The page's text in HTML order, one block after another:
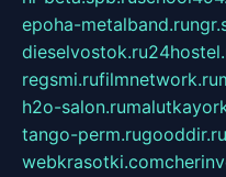
epoha-metalband.ru
dieselvostok.ru
regsmi.rufilmnetwork.ru
h2o-salon.ru
tango-perm.rugooddir.ru
webkrasotki.com